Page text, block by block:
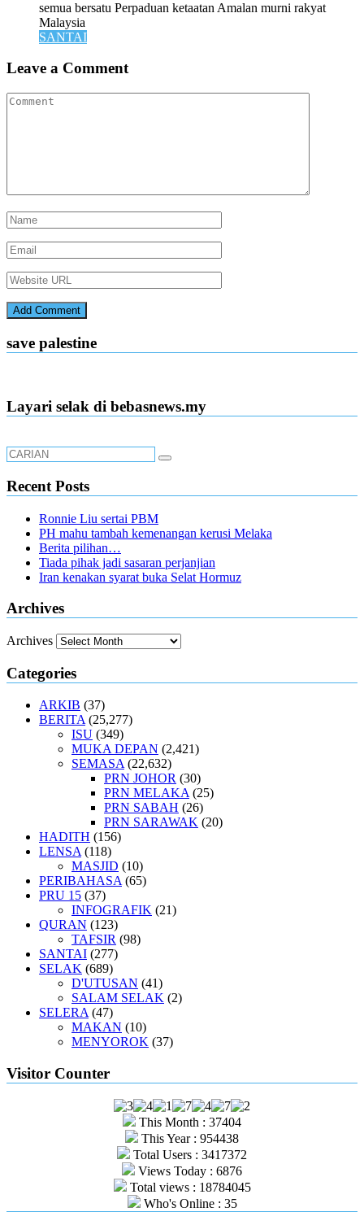
semua bersatu Perpaduan ketaatan Amalan murni rakyat
Malaysia
SANTAI
Leave a Comment
save palestine
Layari selak di bebasnews.my
Recent Posts
Ronnie Liu sertai PBM
PH mahu tambah kemenangan kerusi Melaka
Berita pilihan…
Tiada pihak jadi sasaran perjanjian
Iran kenakan syarat buka Selat Hormuz
Archives
Archives
Categories
ARKIB (37)
BERITA (25,277)
ISU (349)
MUKA DEPAN (2,421)
SEMASA (22,632)
PRN JOHOR (30)
PRN MELAKA (25)
PRN SABAH (26)
PRN SARAWAK (20)
HADITH (156)
LENSA (118)
MASJID (10)
PERIBAHASA (65)
PRU 15 (37)
INFOGRAFIK (21)
QURAN (123)
TAFSIR (98)
SANTAI (277)
SELAK (689)
D'UTUSAN (41)
SALAM SELAK (2)
SELERA (47)
MAKAN (10)
MENYOROK (37)
Visitor Counter
This Month : 37404
This Year : 954438
Total Users : 3417372
Views Today : 6876
Total views : 18784045
Who's Online : 35